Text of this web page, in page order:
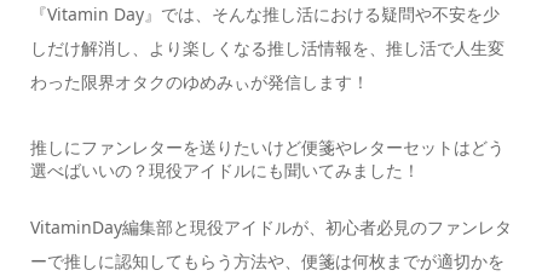
『Vitamin Day』では、そんな推し活における疑問や不安を少
しだけ解消し、より楽しくなる推し活情報を、推し活で人生変
わった限界オタクのゆめみぃが発信します！
推しにファンレターを送りたいけど便箋やレターセットはどう
選べばいいの？現役アイドルにも聞いてみました！
VitaminDay編集部と現役アイドルが、初心者必見のファンレタ
ーで推しに認知してもらう方法や、便箋は何枚までが適切かを